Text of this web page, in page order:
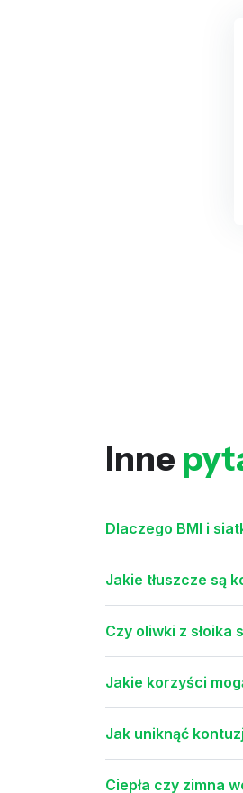
Inne
Dlaczego BMI i
Jakie tłuszcze są
Czy oliwki z słoika
Jakie korzyści
Jak uniknąć
Ciepła czy zimna